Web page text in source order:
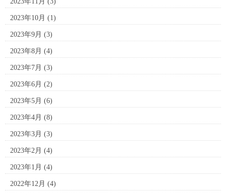
2023年10月 (1)
2023年9月 (3)
2023年8月 (4)
2023年7月 (3)
2023年6月 (2)
2023年5月 (6)
2023年4月 (8)
2023年3月 (3)
2023年2月 (4)
2023年1月 (4)
2022年12月 (4)